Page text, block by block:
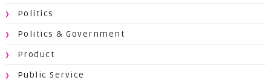
Politics
Politics & Government
Product
Public Service